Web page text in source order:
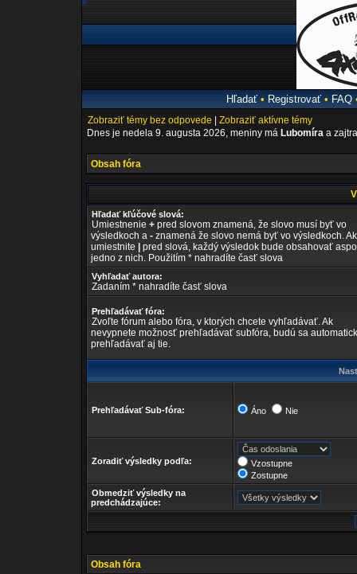
Hľadať• Registrovať• FAQ
Zobraziť témy bez odpovede
Zobraziť aktívne témy
Dnes je nedela 9. augusta 2026, meniny má Lubomíra a
Obsah fóra
Hľadať kľúčové slová:
Umiestnenie + pred slovom znamená, že slovo musí byť vo
výsledkoch a - znamená že slovo nemá byť vo výsledkoch. Ak
umiestnite
pred slová, každý výsledok bude obsahovať
jedno z nich. Použitím * nahradíte časť slova
Vyhľadať autora:
Zadaním * nahradíte časť slova
Prehľadávať fóra:
Zvoľte fórum alebo fóra, v ktorých chcete vyhľadávať. Ak
nevypnete možnosť prehľadávať subfóra, budú sa
prehľadávať aj tie.
Prehľadávať Sub-fóra: Áno Nie
Zoradiť výsledky podľa:
Vzostupne
Zostupne
Obmedziť výsledky na
predchádzajúce:
Obsah fóra